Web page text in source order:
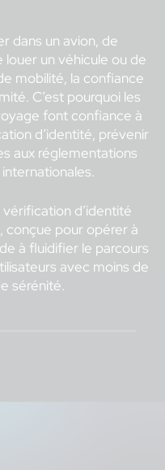
dans un avion, de
louer un véhicule ou de
mobilité, la confiance
C’est pourquoi les
font confiance à
d’identité, prévenir
aux réglementations
d’identité
conçue pour opérer à
à fluidifier le parcours
avec moins de
sérénité.